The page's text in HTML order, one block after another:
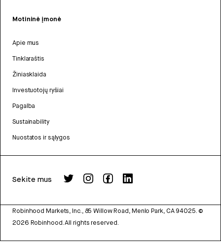
Motininė įmonė
Apie mus
Tinklaraštis
Žiniasklaida
Investuotojų ryšiai
Pagalba
Sustainability
Nuostatos ir sąlygos
Sekite mus
Robinhood Markets, Inc., 85 Willow Road, Menlo Park, CA 94025. ©
2026 Robinhood. All rights reserved.